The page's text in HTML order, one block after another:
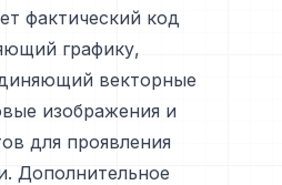
фактический код
графику,
векторные
изображения и
для проявления
Дополнительное